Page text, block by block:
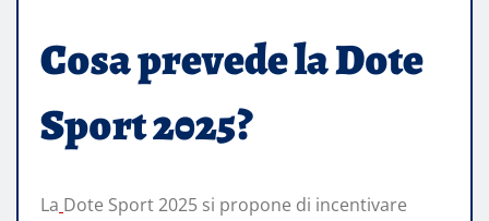
Cosa prevede la Dote
Sport 2025?
La Dote Sport 2025 si propone di incentivare